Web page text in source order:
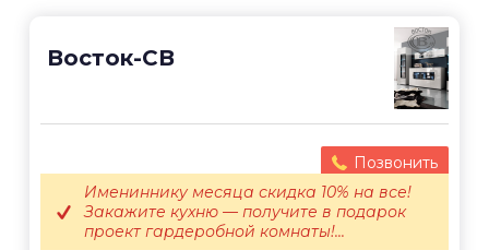
Восток-СВ
Позвонить
Имениннику месяца скидка 10% на все!
Закажите кухню — получите в подарок
проект гардеробной комнаты!...